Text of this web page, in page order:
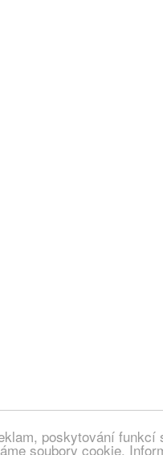
poskytování
soubory cookie.